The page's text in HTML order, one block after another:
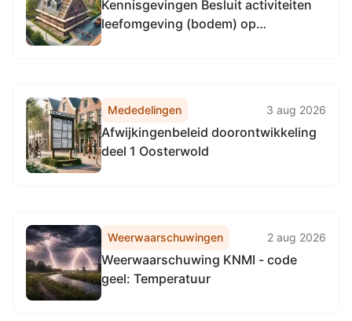
Omgevingsdienst
Noordzeekanaalgebied
Kennisgevingen Besluit activiteiten
leefomgeving (bodem) op
Mededelingen 3 aug 2026
Afwijkingenbeleid doorontwikkeling
deel 1 Oosterwold
Weerwaarschuwingen 2 aug 2026
Weerwaarschuwing KNMI - code
geel: Temperatuur